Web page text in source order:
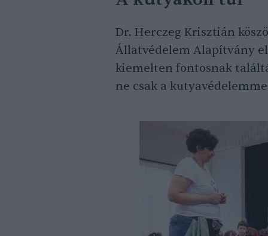
Dr. Herczeg Krisztián
Állatvédelem Alapítvány
kiemelten fontosnak
ne csak a